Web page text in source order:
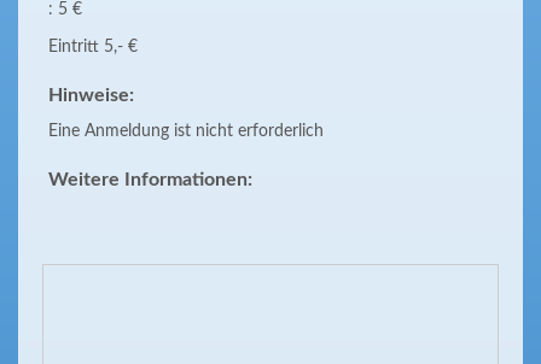
: 5 €
Eintritt 5,- €
Hinweise:
Eine Anmeldung ist nicht erforderlich
Weitere Informationen: